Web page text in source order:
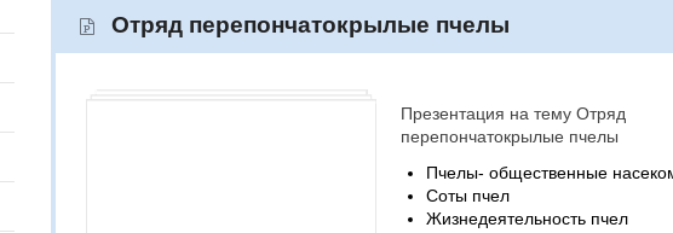
Отряд перепончатокрылые пчелы
Презентация на тему Отряд
перепончатокрылые пчелы
Пчелы- общественные
Соты пчел
Жизнедеятельность пчел